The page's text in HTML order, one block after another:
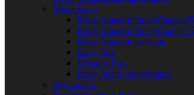
Mega Boxy
Boxy Amazon Specyfikacja
Boxy Amazon Specyfikacja
Boxy Amazon na wagę
Boxy Mix
Mystery Box
Boxy Shein Specyfikacja
Wyprzedaż